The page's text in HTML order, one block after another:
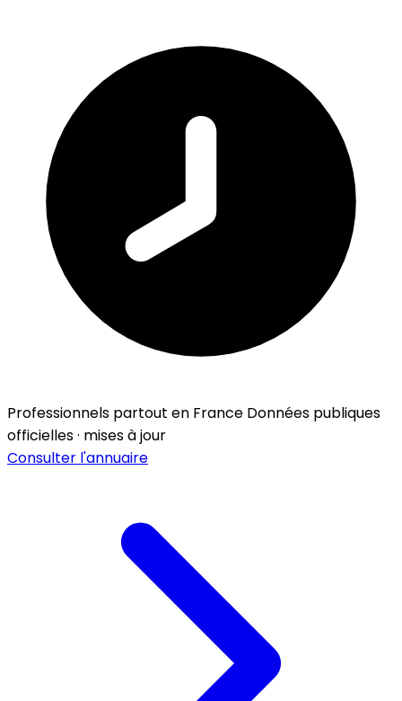
Professionnels partout en France Données publiques
officielles · mises à jour
Consulter l'annuaire